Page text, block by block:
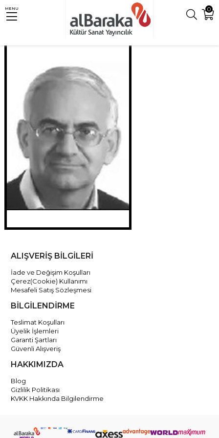
0
MENU
ALIŞVERİŞ BİLGİLERİ
İade ve Değişim Koşulları
Çerez(Cookie) Kullanımı
Mesafeli Satış Sözleşmesi
BİLGİLENDİRME
Teslimat Koşulları
Üyelik İşlemleri
Garanti Şartları
Güvenli Alışveriş
HAKKIMIZDA
Blog
Gizlilik Politikası
KVKK Hakkında Bilgilendirme